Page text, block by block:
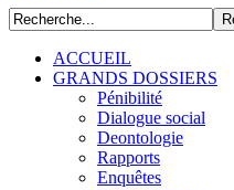
ACCUEIL
GRANDS DOSSIERS
Pénibilité
Dialogue social
Deontologie
Rapports
Enquêtes